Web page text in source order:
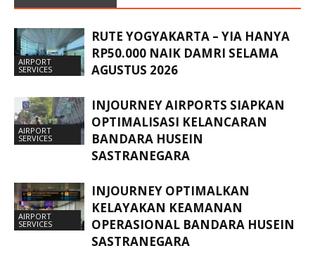
AIRPORT
SERVICES
RUTE YOGYAKARTA – YIA HANYA
RP50.000 NAIK DAMRI SELAMA
AGUSTUS 2026
AIRPORT
SERVICES
INJOURNEY AIRPORTS SIAPKAN
OPTIMALISASI KELANCARAN
BANDARA HUSEIN
SASTRANEGARA
AIRPORT
SERVICES
INJOURNEY OPTIMALKAN
KELAYAKAN KEAMANAN
OPERASIONAL BANDARA HUSEIN
SASTRANEGARA